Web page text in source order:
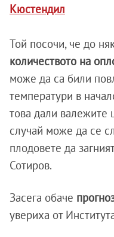
Кюстендил
Той посочи, че до
количеството на
може да са били
температури в
това дали валежите
случай може да се
плодовете да
Сотиров.
Засега обаче
увериха от